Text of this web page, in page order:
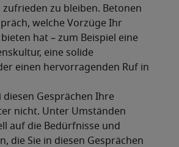
zu bleiben. Betonen
welche Vorzüge Ihr
hat – zum Beispiel eine
eine solide
einen hervorragenden Ruf in
diesen Gesprächen Ihre
nicht. Unter Umständen
auf die Bedürfnisse und
die Sie in diesen Gesprächen